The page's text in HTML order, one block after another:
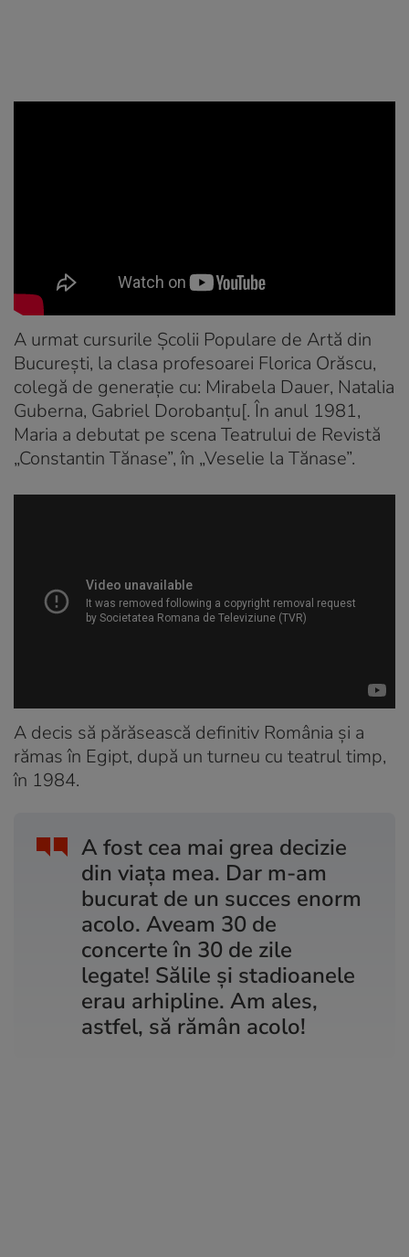
A urmat cursurile Școlii Populare de Artă din
București, la clasa profesoarei Florica Orăscu,
colegă de generație cu: Mirabela Dauer, Natalia
Guberna, Gabriel Dorobanțu[. În anul 1981,
Maria a debutat pe scena Teatrului de Revistă
„Constantin Tănase”, în „Veselie la Tănase”.
A decis să părăsească definitiv România și a
rămas în Egipt, după un turneu cu teatrul timp,
în 1984.
A fost cea mai grea decizie
din viața mea. Dar m-am
bucurat de un succes enorm
acolo. Aveam 30 de
concerte în 30 de zile
legate! Sălile și stadioanele
erau arhipline. Am ales,
astfel, să rămân acolo!